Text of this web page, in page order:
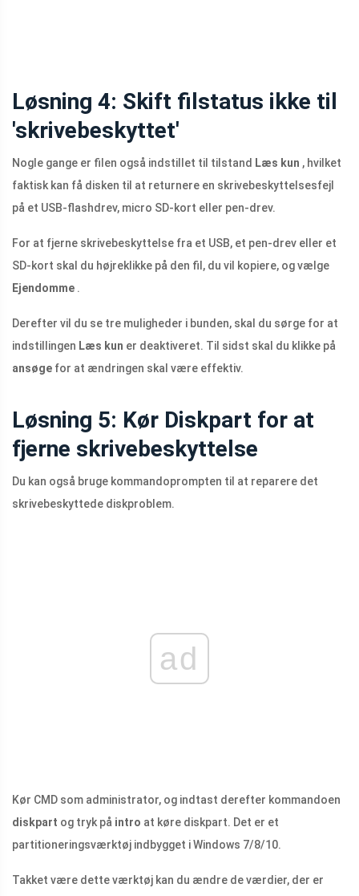
Løsning 4: Skift filstatus ikke til
'skrivebeskyttet'
Nogle gange er filen også indstillet til tilstand Læs kun , hvilket
faktisk kan få disken til at returnere en skrivebeskyttelsesfejl
på et USB-flashdrev, micro SD-kort eller pen-drev.
For at fjerne skrivebeskyttelse fra et USB, et pen-drev eller et
SD-kort skal du højreklikke på den fil, du vil kopiere, og vælge
Ejendomme .
Derefter vil du se tre muligheder i bunden, skal du sørge for at
indstillingen Læs kun er deaktiveret. Til sidst skal du klikke på
ansøge for at ændringen skal være effektiv.
Løsning 5: Kør Diskpart for at
fjerne skrivebeskyttelse
Du kan også bruge kommandoprompten til at reparere det
skrivebeskyttede diskproblem.
ad
Kør CMD som administrator, og indtast derefter kommandoen
diskpart og tryk på intro at køre diskpart. Det er et
partitioneringsværktøj indbygget i Windows 7/8/10.
Takket være dette værktøj kan du ændre de værdier, der er